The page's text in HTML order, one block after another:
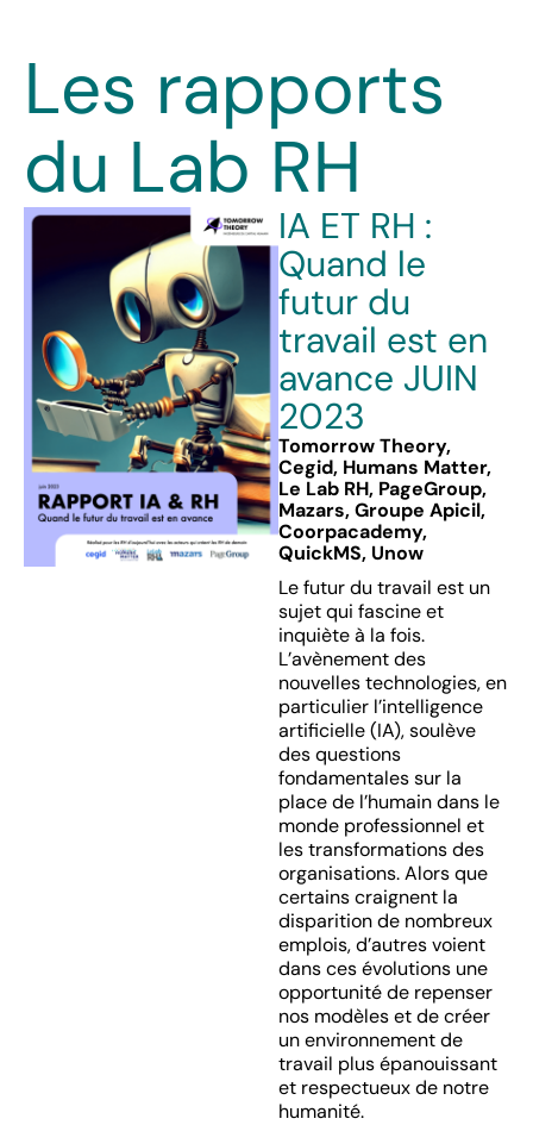
Les rapports
du Lab RH
IA ET RH :
Quand le
futur du
travail est en
avance JUIN
2023
Tomorrow Theory,
Cegid, Humans Matter,
Le Lab RH, PageGroup,
Mazars, Groupe Apicil,
Coorpacademy,
QuickMS, Unow
Le futur du travail est un
sujet qui fascine et
inquiète à la fois.
L’avènement des
nouvelles technologies, en
particulier l’intelligence
artificielle (IA), soulève
des questions
fondamentales sur la
place de l’humain dans le
monde professionnel et
les transformations des
organisations. Alors que
certains craignent la
disparition de nombreux
emplois, d’autres voient
dans ces évolutions une
opportunité de repenser
nos modèles et de créer
un environnement de
travail plus épanouissant
et respectueux de notre
humanité.